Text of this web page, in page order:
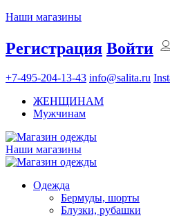
Наши магазины
Регистрация Войти
+7-495-204-13-43 info@salita.ru
ЖЕНЩИНАМ
Мужчинам
Наши магазины
Одежда
Бермуды, шорты
Блузки, рубашки